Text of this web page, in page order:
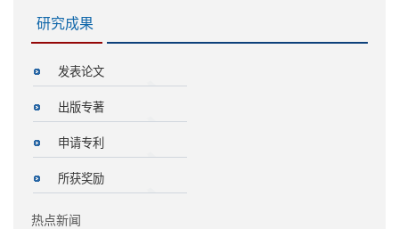
研究成果
发表论文
出版专著
申请专利
所获奖励
热点新闻